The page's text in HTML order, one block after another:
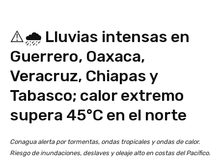
⚠️🌧️ Lluvias intensas en
Guerrero, Oaxaca,
Veracruz, Chiapas y
Tabasco; calor extremo
supera 45°C en el norte
Conagua alerta por tormentas, ondas tropicales y ondas de calor.
Riesgo de inundaciones, deslaves y oleaje alto en costas del Pacífico.